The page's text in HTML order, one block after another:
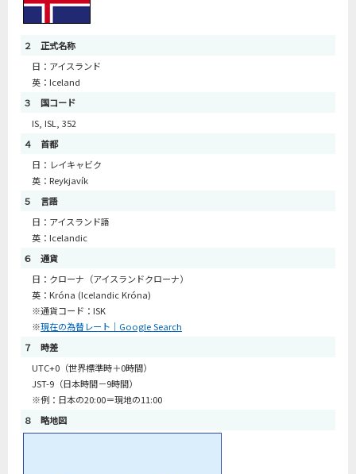
２ 正式名称
日：アイスランド
英：Iceland
３ 国コード
IS, ISL, 352
４ 首都
日：レイキャビク
英：Reykjavík
５ 言語
日：アイスランド語
英：Icelandic
６ 通貨
日：クローナ（アイスランドクローナ）
英：Króna (Icelandic Króna)
※通貨コード：ISK
※現在の為替レート｜Google Search
７ 時差
UTC+0（世界標準時＋0時間）
JST-9（日本時間－9時間）
※例：日本の20:00＝現地の11:00
８ 略地図